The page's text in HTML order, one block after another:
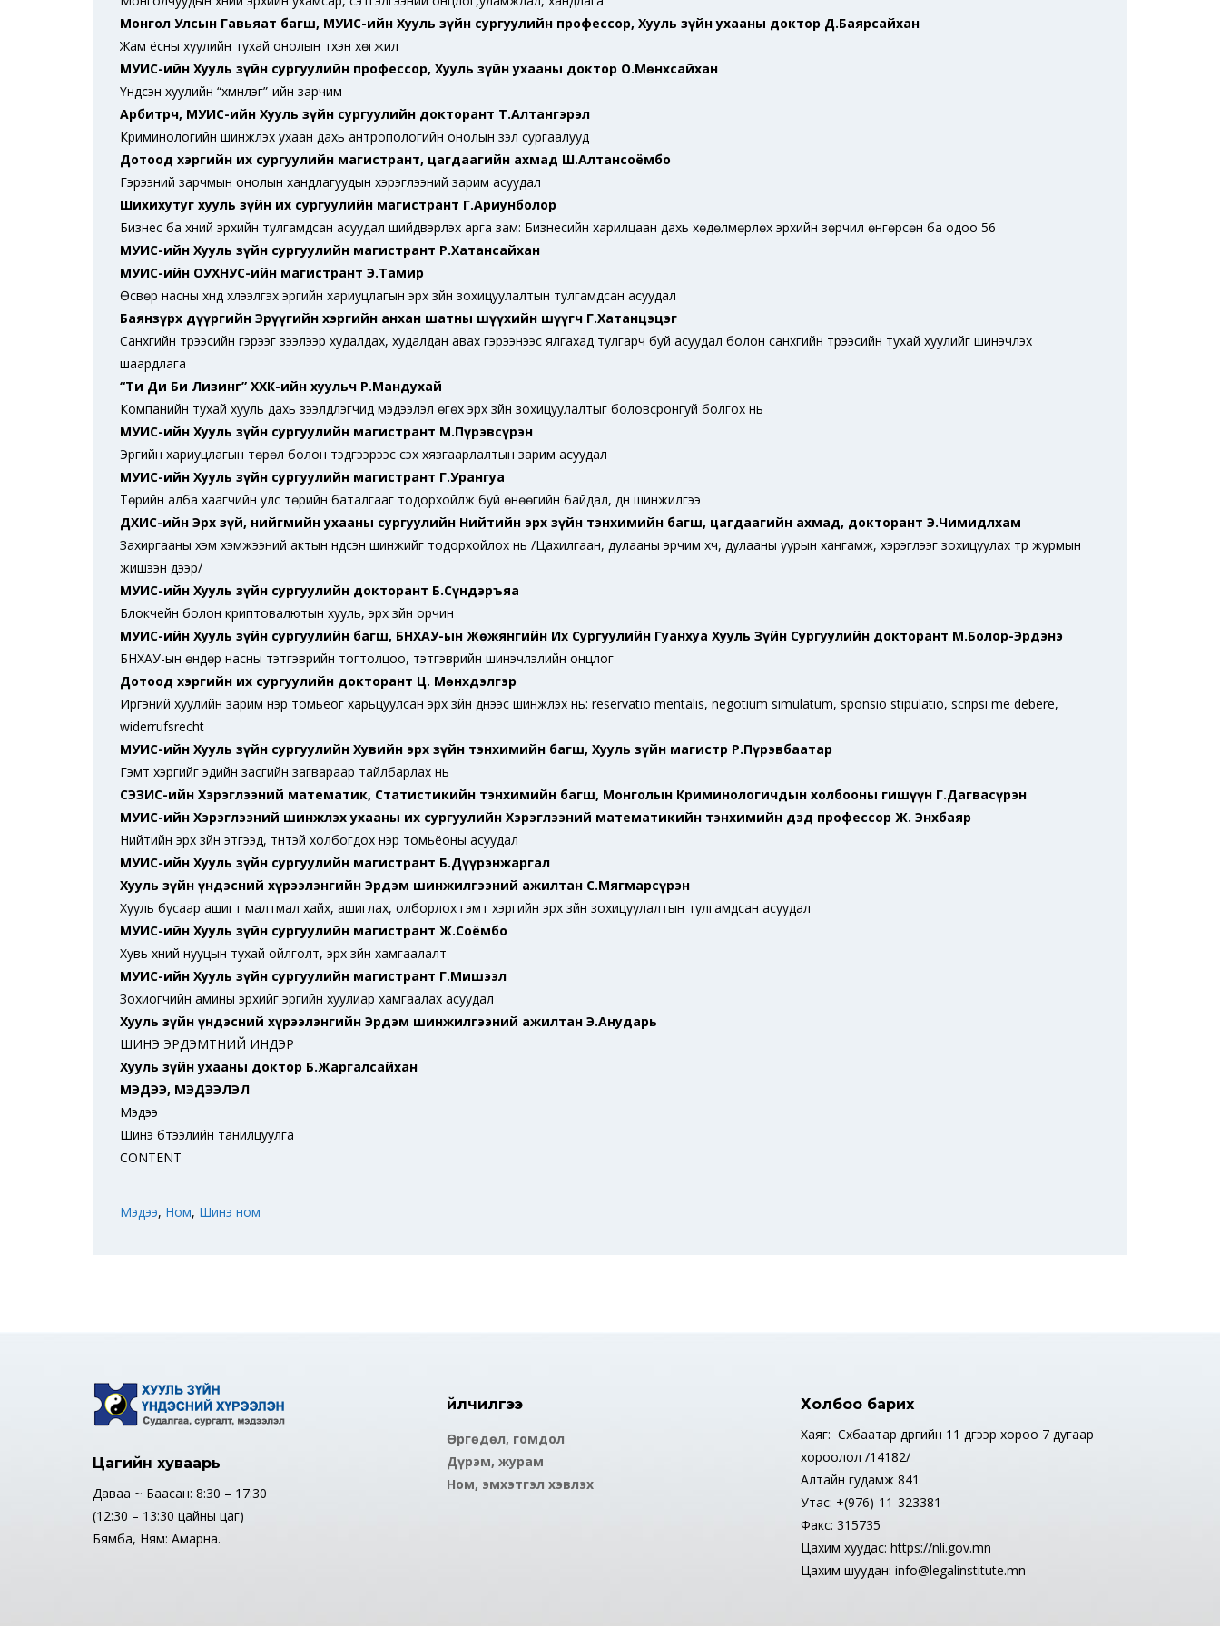
Монгол Улсын Гавьяат багш, МУИС-ийн Хууль зүйн сургуулийн профессор, Хууль зүйн ухааны доктор Д.Баярсайхан
Жам ёсны хуулийн тухай онолын түүхэн хөгжил
МУИС-ийн Хууль зүйн сургуулийн профессор, Хууль зүйн ухааны доктор О.Мөнхсайхан
Үндсэн хуулийн “хүмүүнлэг”-ийн зарчим
Арбитрч, МУИС-ийн Хууль зүйн сургуулийн докторант Т.Алтангэрэл
Криминологийн шинжлэх ухаан дахь антропологийн онолын үзэл сургаалууд
Дотоод хэргийн их сургуулийн магистрант, цагдаагийн ахмад Ш.Алтансоёмбо
Гэрээний зарчмын онолын хандлагуудын хэрэглээний зарим асуудал
Шихихутуг хууль зүйн их сургуулийн магистрант Г.Ариунболор
Бизнес ба хүний эрхийн тулгамдсан асуудал шийдвэрлэх арга зам: Бизнесийн харилцаан дахь хөдөлмөрлөх эрхийн зөрчил өнгөрсөн ба одоо 56
МУИС-ийн Хууль зүйн сургуулийн магистрант Р.Хатансайхан
МУИС-ийн ОУХНУС-ийн магистрант Э.Тамир
Өсвөр насны хүнд хүлээлгэх эрүүгийн хариуцлагын эрх зүйн зохицуулалтын тулгамдсан асуудал
Баянзүрх дүүргийн Эрүүгийн хэргийн анхан шатны шүүхийн шүүгч Г.Хатанцэцэг
Санхүүгийн түрээсийн гэрээг зээлээр худалдах, худалдан авах гэрээнээс ялгахад тулгарч буй асуудал болон санхүүгийн түрээсийн тухай хуулийг шинэчлэх
шаардлага
“Ти Ди Би Лизинг” ХХК-ийн хуульч Р.Мандухай
Компанийн тухай хууль дахь зээлдүүлэгчид мэдээлэл өгөх эрх зүйн зохицуулалтыг боловсронгуй болгох нь
МУИС-ийн Хууль зүйн сургуулийн магистрант М.Пүрэвсүрэн
Эрүүгийн хариуцлагын төрөл болон тэдгээрээс үүсэх хязгаарлалтын зарим асуудал
МУИС-ийн Хууль зүйн сургуулийн магистрант Г.Урангуа
Төрийн алба хаагчийн улс төрийн баталгааг тодорхойлж буй өнөөгийн байдал, дүн шинжилгээ
ДХИС-ийн Эрх зүй, нийгмийн ухааны сургуулийн Нийтийн эрх зүйн тэнхимийн багш, цагдаагийн ахмад, докторант Э.Чимидлхам
Захиргааны хэм хэмжээний актын үндсэн шинжийг тодорхойлох нь /Цахилгаан, дулааны эрчим хүч, дулааны уурын хангамж, хэрэглээг зохицуулах түр журмын
жишээн дээр/
МУИС-ийн Хууль зүйн сургуулийн докторант Б.Сүндэръяа
Блокчейн болон криптовалютын хууль, эрх зүйн орчин
МУИС-ийн Хууль зүйн сургуулийн багш, БНХАУ-ын Жөжянгийн Их Сургуулийн Гуанхуа Хууль Зүйн Сургуулийн докторант М.Болор-Эрдэнэ
БНХАУ-ын өндөр насны тэтгэврийн тогтолцоо, тэтгэврийн шинэчлэлийн онцлог
Дотоод хэргийн их сургуулийн докторант Ц. Мөнхдэлгэр
Иргэний хуулийн зарим нэр томьёог харьцуулсан эрх зүйн үүднээс шинжлэх нь: reservatio mentalis, negotium simulatum, sponsio stipulatio, scripsi me debere,
widerrufsrecht
МУИС-ийн Хууль зүйн сургуулийн Хувийн эрх зүйн тэнхимийн багш, Хууль зүйн магистр Р.Пүрэвбаатар
Гэмт хэргийг эдийн засгийн загвараар тайлбарлах нь
СЭЗИС-ийн Хэрэглээний математик, Статистикийн тэнхимийн багш, Монголын Криминологичдын холбооны гишүүн Г.Дагвасүрэн
МУИС-ийн Хэрэглээний шинжлэх ухааны их сургуулийн Хэрэглээний математикийн тэнхимийн дэд профессор Ж. Энхбаяр
Нийтийн эрх зүйн этгээд, түүнтэй холбогдох нэр томьёоны асуудал
МУИС-ийн Хууль зүйн сургуулийн магистрант Б.Дүүрэнжаргал
Хууль зүйн үндэсний хүрээлэнгийн Эрдэм шинжилгээний ажилтан С.Мягмарсүрэн
Хууль бусаар ашигт малтмал хайх, ашиглах, олборлох гэмт хэргийн эрх зүйн зохицуулалтын тулгамдсан асуудал
МУИС-ийн Хууль зүйн сургуулийн магистрант Ж.Соёмбо
Хувь хүний нууцын тухай ойлголт, эрх зүйн хамгаалалт
МУИС-ийн Хууль зүйн сургуулийн магистрант Г.Мишээл
Зохиогчийн амины эрхийг эрүүгийн хуулиар хамгаалах асуудал
Хууль зүйн үндэсний хүрээлэнгийн Эрдэм шинжилгээний ажилтан Э.Анударь
ШИНЭ ЭРДЭМТНИЙ ИНДЭР
Хууль зүйн ухааны доктор Б.Жаргалсайхан
МЭДЭЭ, МЭДЭЭЛЭЛ
Мэдээ
Шинэ бүтээлийн танилцуулга
CONTENT
Мэдээ, Ном, Шинэ ном
Цагийн хуваарь
Даваа ~ Баасан: 8:30 – 17:30
(12:30 – 13:30 цайны цаг)
Бямба, Ням: Амарна.
Үйлчилгээ
Өргөдөл, гомдол
Дүрэм, журам
Ном, эмхэтгэл хэвлэх
Холбоо барих
Хаяг: Сүхбаатар дүүргийн 11 дүгээр хороо 7 дугаар
хороолол /14182/
Алтайн гудамж 841
Утас: +(976)-11-323381
Факс: 315735
Цахим хуудас: https://nli.gov.mn
Цахим шуудан: info@legalinstitute.mn